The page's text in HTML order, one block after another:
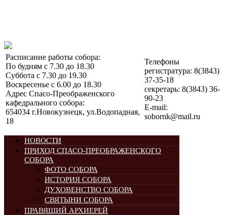
Расписание работы собора:
По будням с 7.30 до 18.30
Суббота с 7.30 до 19.30
Воскресенье с 6.00 до 18.30
Адрес Спасо-Преображенского
кафедрального собора:
654034 г.Новокузнецк, ул.Водопадная,
18
Телефоны
регистратура: 8(3843)
37-35-18
секретарь: 8(3843) 36-
90-23
E-mail:
sobornk@mail.ru
НОВОСТИ
ПРИХОД СПАСО-ПРЕОБРАЖЕНСКОГО
СОБОРА
ФОТО СОБОРА
ИСТОРИЯ СОБОРА
ДУХОВЕНСТВО СОБОРА
СВЯТЫНИ СОБОРА
ПРАВЯЩИЙ АРХИЕРЕЙ